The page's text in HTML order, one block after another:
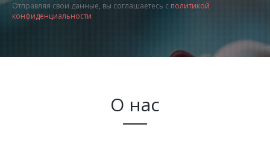
Отправляя свои данные, вы соглашаетесь с политикой
конфиденциальности
О нас